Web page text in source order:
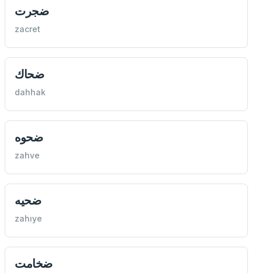
ضجرت
zacret
ضحاك
dahhak
ضحوه
zahve
ضحيه
zahıye
ضخامت